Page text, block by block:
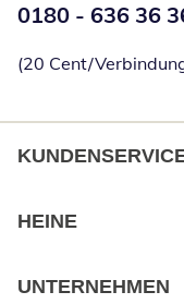
Telefonnummer:
0180 - 636 36
(20 Cent/
HEINE
UNTERNEHMEN